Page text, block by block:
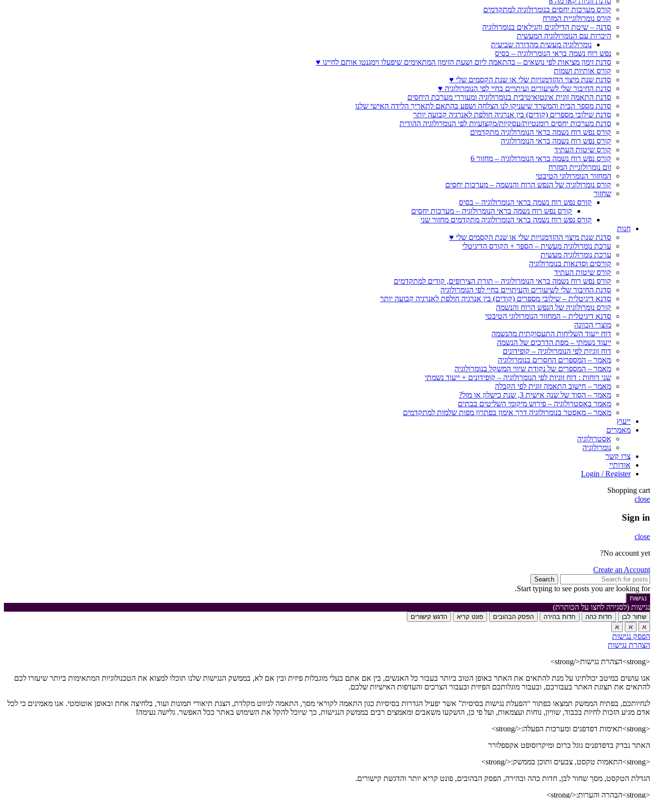
קורס מערכות יחסים בנומרולוגיה למתקדמים
קורס נומרולוגיית המזרח
סדנה – שיטת הדילוגים והגילאים בנומרולוגיה
היכרות עם הנומרולוגיה המעשית
נומרולוגיה מעשית מהדורה שביעית
נפש רוח נשמה בראי הנומרולוגיה – בסיס
סדנת זימון מציאות לפי נושאים – בהתאמה ליום ושעת הזימון המתאימים שיפעלו וימגנטו אותם לחיינו ♥
קורס אותיות ושמות
סדנת שנת מיצוי ההזדמנויות שלי או שנת הקסמים שלי ♥
סדנת החיבור שלי לשיעורים ועיתויים בחיי לפי הנומרולוגיה ♥
סדנת התאמה זוגית אינטואיטיבית בנומרולוגיה ומעוררי מערכת היחסים
סדנת מספר הבית והמשרד שיעניקו לנו הצלחה ושפע בהתאם לתאריך הלידה האישי שלנו
סדנת שילובי מספרים (קודים) בין אנרגיה חולפת לאנרגיה קבועה יותר
סדנת מערכות יחסים רומנטיות/עסקיות/מקצועיות לפי הנומרולוגיה ההודית
קורס נפש רוח נשמה בראי הנומרולוגיה מתקדמים
קורס נפש רוח נשמה בראי הנומרולוגיה
קורס שיטות העתיד
קורס נפש רוח נשמה בראי הנומרולוגיה – מחזור 6
זום נומרולוגיית המזרח
המחזור הנומרולוגי הטיבטי
קורס נומרולוגיה של הנפש הרוח והנשמה – מערכות יחסים
שחזור
קורס נפש רוח נשמה בראי הנומרולוגיה – בסיס
קורס נפש רוח נשמה בראי הנומרולוגיה – מערכות יחסים
קורס נפש רוח נשמה בראי הנומרולוגיה מתקדמים מחזור שני
חנות
סדנת שנת מיצוי ההזדמנויות שלי או שנת הקסמים שלי ♥
ערכת נומרולוגיה מעשית – הספר + הקורס הדיגיטלי
ערכת נומרולוגיה מעשית
קורסים וסדנאות בנומרולוגיה
קורס שיטות העתיד
קורס נפש רוח נשמה בראי הנומרולוגיה – תורת הצירופים, קודים למתקדמים
סדנת החיבור שלי לשיעורים והעיתויים בחיי לפי הנומרולוגיה
סדנא דיגיטלית – שילובי מספרים (קודים) בין אנרגיה חולפת לאנרגיה קבועה יותר
קורס נומרולוגיה של הנפש הרוח והנשמה
סדנא דיגיטלית – המחזור הנומרולוגי הטיבטי
מוצרי הכוונה
דוח ייעוד השליחות התעסוקתית מהנשמה
ייעוד נשמתי – מפת הדרכים של הנשמה
דוח זוגיות לפי הנומרולוגיה – קופידונים
מאמר – המספרים החסרים בנומרולוגיה
מאמר – המספרים של נקודת שיווי המשקל בנומרולוגיה
שני דוחות : דוח זוגיות לפי הנומרולוגיה – קופידונים + ייעוד נשמתי
מאמר – חישוב התאמה זוגית לפי הקבלה
מאמר – הסוד של שנה אישית 3, שנת כישלון או מזל?
מאמר באסטרולוגיה – פירוש מיקומי השליטים בבתים
מאמר – מאסטר בנומרולוגיה דרך אימון בפתרון מפות שלמות למתקדמים
ייעוץ
מאמרים
אסטרולוגיה
נומרולוגיה
צרו קשר
אודותיי
Login / Register
Shopping cart
close
Sign in
close
No account yet?
Create an Account
Search
Start typing to see posts you are looking for.
נגישות
נגישות (לסגירה לחצו על הכותרת)
שחור לבן חדות כהה חדות בהירה הפסק הבהובים פונט קריא
הדגש קישורים
א
א א
הפסק נגישות
הצהרת נגישות
<strong>הצהרת נגישות</strong>
אנו עושים כמיטב יכולתינו על מנת להתאים את האתר באופן הטוב ביותר בעבור כל האנשים, בין אם אתם בעלי מוגבלות פיזית ובין אם לא, בממשק הנגישות שלנו תוכלו למצוא את הטכנולוגיות המתאימות ביותר שיעזרו לכם
להתאים את תצוגת האתר בעבורכם, ובעבור מוגלותכם הפיזית ובעבור הצרכים והעדפות האישיות שלכם.
לנחיותכם, בפתיח הממשק תמצאו כפתור “הפעלת נגישות בסיסית” אשר יפעיל הגדרות בסיסיות כגון התאמה לקוראי מסך, התאמה לניווט מקלדת, הצגת תיאורי תמונות ועוד, בלחיצה אחת ובאופן אוטומטי. אנו מאמינים כי לכל
אדם מגיע הזכות לחיות בכבוד, שוויון, נוחות ועצמאות, ועל פי כן, הושקעו משאבים ומאמצים רבים בממשק הנגישות, כך שיוכל להקל את השימוש באתר ככל האפשר. גלישה נעימה!
<strong>תאימות דפדפנים ומערכות הפעלה:</strong>
האתר נבדק בדפדפנים גוגל כרום ומיקרוסופט אקספלורר
<strong>התאמות טקסט, צבעים ותוכן בממשק:</strong>
הגדלת הטקסט, מסך שחור לבן, חדות כהה ובהירה, הפסק הבהובים, פונט קריא יותר והדגשת קישורים.
<strong>הבהרה והערות:</strong>